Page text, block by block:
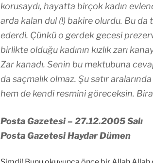
korusaydı, hayatta birçok kadın
arda kalan dul (!) bakire olurdu. Bu
ederdi. Çünkü o gerdek gecesi
birlikte olduğu kadının kızlık zarı
Zar kanadı. Senin bu mektubuna
da saçmalık olmaz. Şu satır
hem de kendi resmini göreceksin.
Posta Gazetesi – 27.12.2005 Salı
Posta Gazetesi Haydar Dümen